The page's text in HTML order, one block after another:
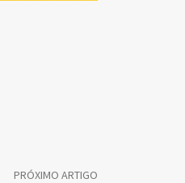
PRÓXIMO ARTIGO